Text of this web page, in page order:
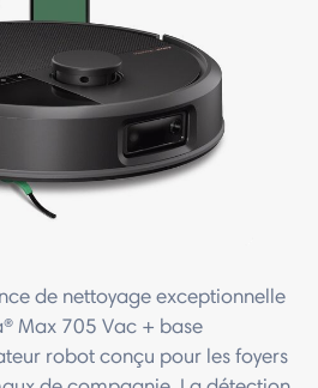
de nettoyage exceptionnelle
Max 705 Vac + base
robot conçu pour les foyers